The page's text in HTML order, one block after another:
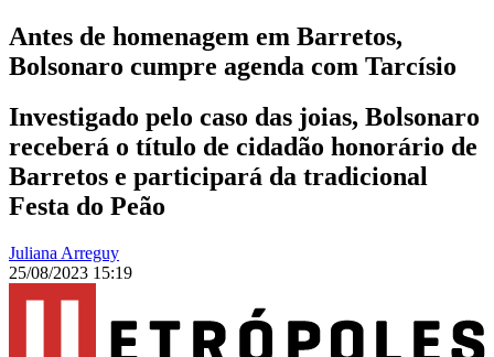
Antes de homenagem em Barretos,
Bolsonaro cumpre agenda com Tarcísio
Investigado pelo caso das joias, Bolsonaro
receberá o título de cidadão honorário de
Barretos e participará da tradicional
Festa do Peão
Juliana Arreguy
25/08/2023 15:19